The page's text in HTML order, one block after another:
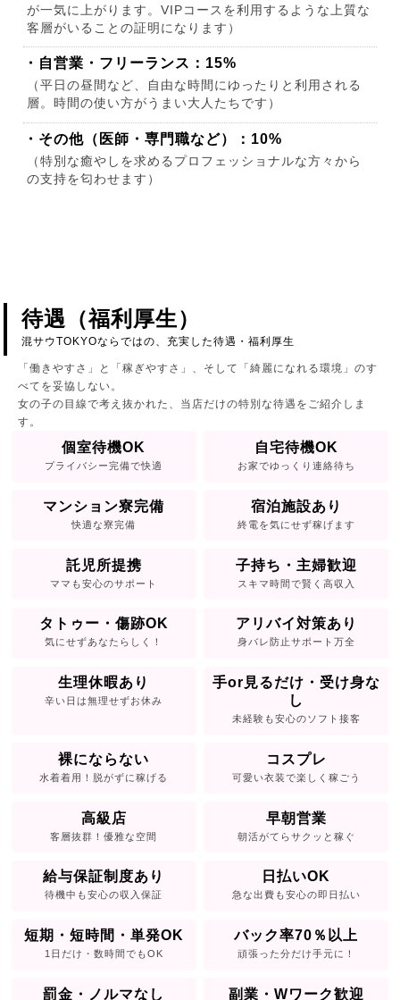
が一気に上がります。VIPコースを利用するような上質な
客層がいることの証明になります）
・自営業・フリーランス：15%
（平日の昼間など、自由な時間にゆったりと利用される
層。時間の使い方がうまい大人たちです）
・その他（医師・専門職など）：10%
（特別な癒やしを求めるプロフェッショナルな方々から
の支持を匂わせます）
待遇（福利厚生）
混サウTOKYOならではの、充実した待遇・福利厚生
「働きやすさ」と「稼ぎやすさ」、そして「綺麗になれる環境」のす
べてを妥協しない。
女の子の目線で考え抜かれた、当店だけの特別な待遇をご紹介しま
す。
個室待機OK
プライバシー完備で快適
自宅待機OK
お家でゆっくり連絡待ち
マンション寮完備
快適な寮完備
宿泊施設あり
終電を気にせず稼げます
託児所提携
ママも安心のサポート
子持ち・主婦歓迎
スキマ時間で賢く高収入
タトゥー・傷跡OK
気にせずあなたらしく！
アリバイ対策あり
身バレ防止サポート万全
生理休暇あり
辛い日は無理せずお休み
手or見るだけ・受け身な
し
未経験も安心のソフト接客
裸にならない
水着着用！脱がずに稼げる
コスプレ
可愛い衣装で楽しく稼ごう
高級店
客層抜群！優雅な空間
早朝営業
朝活がてらサクッと稼ぐ
給与保証制度あり
待機中も安心の収入保証
日払いOK
急な出費も安心の即日払い
短期・短時間・単発OK
1日だけ・数時間でもOK
バック率70％以上
頑張った分だけ手元に！
罰金・ノルマなし 副業・Wワーク歓迎